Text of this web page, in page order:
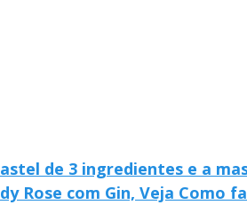
de 3 ingredientes e a
Rose com Gin, Veja Como